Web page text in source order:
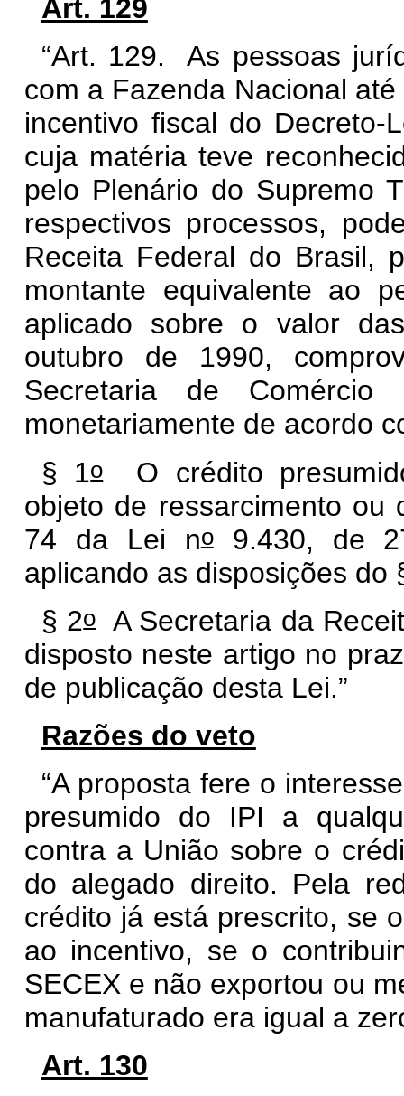
Art. 129
“Art. 129. As pessoas
com a Fazenda Nacional
incentivo fiscal do Decreto-
cuja matéria teve
pelo Plenário do Supremo
respectivos processos,
Receita Federal do Brasil,
montante equivalente ao
aplicado sobre o valor
outubro de 1990,
Secretaria de
monetariamente de acordo
§ 1oO crédito
objeto de ressarcimento ou
74 da Lei no9.430, de
aplicando as disposições
§ 2oA Secretaria da
disposto neste artigo no
de publicação desta Lei.”
Razões do veto
“A proposta fere o
presumido do IPI a
contra a União sobre o
do alegado direito. Pela
crédito já está prescrito, se
ao incentivo, se o
SECEX e não exportou ou
manufaturado era igual a
Art. 130